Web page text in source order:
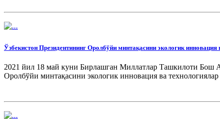
Ўзбекистон Президентининг Оролбўйи минтақасини экологик
2021 йил 18 май куни Бирлашган Миллатлар Ташкилоти Бош
Оролбўйи минтақасини экологик инновация ва